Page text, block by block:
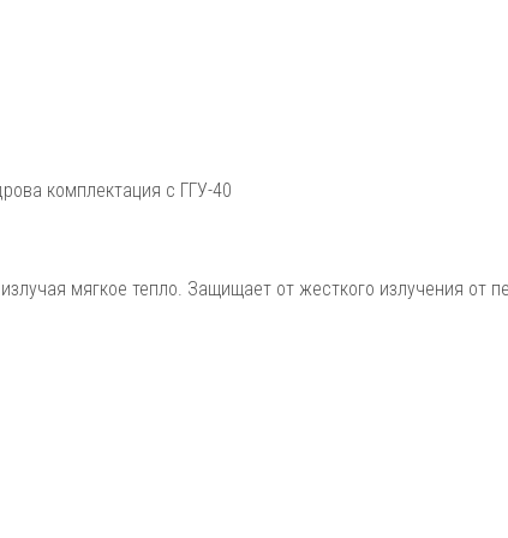
комплектация с ГГУ-40
мягкое тепло. Защищает от жесткого излучения от